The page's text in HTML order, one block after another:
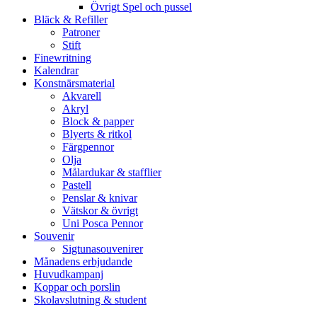
Övrigt Spel och pussel
Bläck & Refiller
Patroner
Stift
Finewritning
Kalendrar
Konstnärsmaterial
Akvarell
Akryl
Block & papper
Blyerts & ritkol
Färgpennor
Olja
Målardukar & stafflier
Pastell
Penslar & knivar
Vätskor & övrigt
Uni Posca Pennor
Souvenir
Sigtunasouvenirer
Månadens erbjudande
Huvudkampanj
Koppar och porslin
Skolavslutning & student